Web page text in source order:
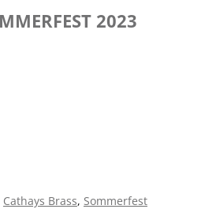
2023
Cathays Brass, Sommerfest